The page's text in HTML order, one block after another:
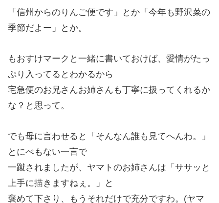
「信州からのりんご便です」とか「今年も野沢菜の
季節だよー」とか。
もおすけマークと一緒に書いておけば、愛情がたっ
ぷり入ってるとわかるから
宅急便のお兄さんお姉さんも丁寧に扱ってくれるか
な？と思って。
でも母に言わせると「そんなん誰も見てへんわ。」
とにべもない一言で
一蹴されましたが、ヤマトのお姉さんは「ササッと
上手に描きますねぇ。」と
褒めて下さり、もうそれだけで充分ですわ。(ヤマ